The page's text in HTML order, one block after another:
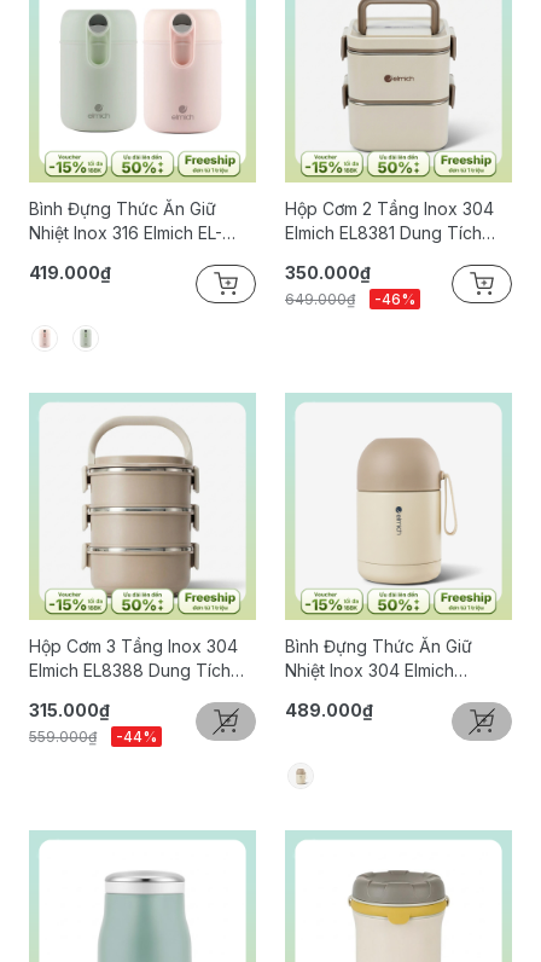
Bình Đựng Thức Ăn Giữ
Nhiệt Inox 316 Elmich EL-
419.000₫
Hộp Cơm 2 Tầng Inox 304
Elmich EL8381 Dung Tích
350.000₫
649.000₫ -46%
Hộp Cơm 3 Tầng Inox 304
Elmich EL8388 Dung Tích
315.000₫
559.000₫ -44%
Bình Đựng Thức Ăn Giữ
Nhiệt Inox 304 Elmich
489.000₫